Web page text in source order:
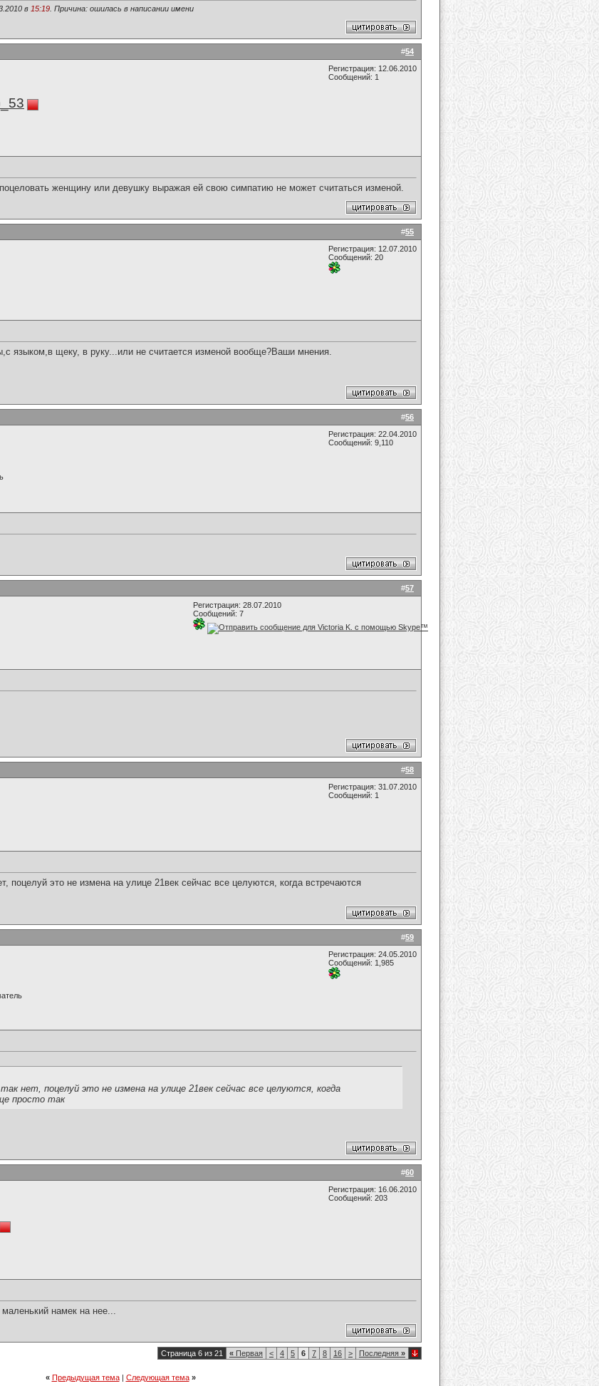
в 15:19 . Причина: ошилась в написании имени
#54
Регистрация: 12.06.2010
Сообщений: 1
женщину или девушку выражая ей свою симпатию не может считаться изменой.
#55
Регистрация: 12.07.2010
Сообщений: 20
языком,в щеку, в руку...или не считается изменой вообще?Ваши мнения.
#56
Регистрация: 22.04.2010
Сообщений: 9,110
#57
Регистрация: 28.07.2010
Сообщений: 7
#58
Регистрация: 31.07.2010
Сообщений: 1
поцелуй это не измена на улице 21век сейчас все целуются, когда встречаются
#59
Регистрация: 24.05.2010
Сообщений: 1,985
нет, поцелуй это не измена на улице 21век сейчас все целуются, когда
просто так
#60
Регистрация: 16.06.2010
Сообщений: 203
намек на нее...
Страница 6 из 21 « Первая < 4 5 6 7 8 16 > Последняя »
« Предыдущая тема| Следующая тема »